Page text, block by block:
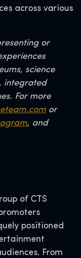
across various
or
science
integrated
For more
or
, and
of CTS
positioned
From